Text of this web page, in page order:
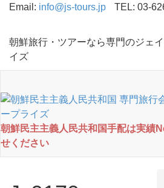
Email: info@js-tours.jp TEL: 03-
朝鮮旅行・ツアーなら専門のジェ
イズ
朝鮮民主主義人民共和国手配は実績
せください